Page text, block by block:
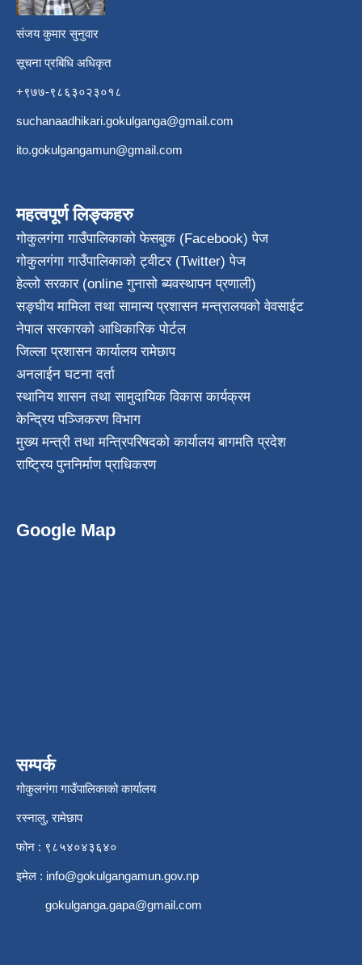
संजय कुमार सुनुवार
सूचना प्रबिधि अधिकृत
+९७७-९८६३०२३०१८
suchanaadhikari.gokulganga@gmail.com
ito.gokulgangamun@gmail.com
महत्वपूर्ण लिङ्कहरु
गोकुलगंगा गाउँपालिकाको फेसबुक (Facebook) पेज
गोकुलगंगा गाउँपालिकाको ट्वीटर (Twitter) पेज
हेल्लो सरकार (online गुनासो ब्यवस्थापन प्रणाली)
सङ्घीय मामिला तथा सामान्य प्रशासन मन्त्रालयको वेवसाईट
नेपाल सरकारको आधिकारिक पोर्टल
जिल्ला प्रशासन कार्यालय रामेछाप
अनलाईन घटना दर्ता
स्थानिय शासन तथा सामुदायिक विकास कार्यक्रम
केन्द्रिय पञ्जिकरण विभाग
मुख्य मन्त्री तथा मन्त्रिपरिषदको कार्यालय बागमति प्रदेश
राष्ट्रिय पुननिर्माण प्राधिकरण
Google Map
सम्पर्क
गोकुलगंगा गाउँपालिकाको कार्यालय
रस्नालु, रामेछाप
फोन : ९८५४०४३६४०
इमेल : info@gokulgangamun.gov.np
gokulganga.gapa@gmail.com